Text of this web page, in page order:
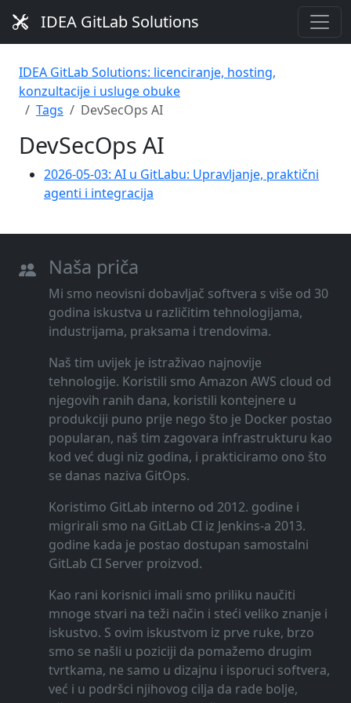
IDEA GitLab Solutions
IDEA GitLab Solutions: licenciranje, hosting,
konzultacije i usluge obuke
Tags
DevSecOps AI
DevSecOps AI
2026-05-03: AI u GitLabu: Upravljanje, praktični
agenti i integracija
Naša priča
Mi smo neovisni dobavljač softvera s više od 30
godina iskustva u različitim tehnologijama,
industrijama, praksama i trendovima.
Naš tim uvijek je istraživao najnovije
tehnologije. Koristili smo Amazon AWS cloud od
njegovih ranih dana, koristili kontejnere u
produkciji puno prije nego što je Docker postao
popularan, naš tim zagovara infrastrukturu kao
kod već dugi niz godina, i prakticiramo ono što
se danas naziva GitOps.
Koristimo GitLab interno od 2012. godine i
migrirali smo na GitLab CI iz Jenkins-a 2013.
godine kada je postao dostupan samostalni
GitLab CI Server proizvod.
Kao rani korisnici imali smo priliku naučiti
mnoge stvari na teži način i steći veliko znanje i
iskustvo. S ovim iskustvom iz prve ruke, brzo
smo se našli u poziciji da pomažemo drugim
tvrtkama, ne samo u dizajnu i isporuci softvera,
već i u podršci njihovog cilja da rade bolje,